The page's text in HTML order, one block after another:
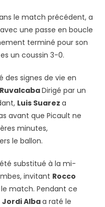
le match précédent, a
une passe en boucle
terminé pour son
un coussin 3-0.
signes de vie en
Dirigé par un
Luis Suarez a
avant que Picault ne
minutes,
le ballon.
substitué à la mi-
invitant Rocco
match. Pendant ce
Jordi Albaa raté le